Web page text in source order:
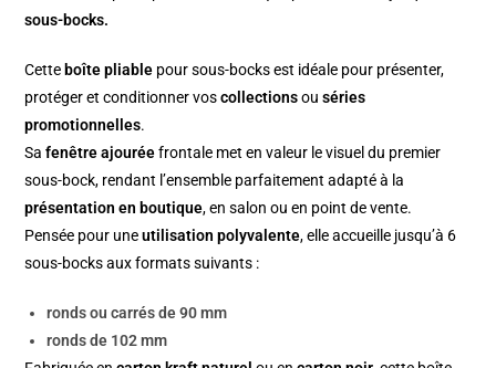
sous-bocks.
Cette boîte pliable pour sous-bocks est idéale pour présenter,
protéger et conditionner voscollectionsouséries
promotionnelles.
Safenêtre ajouréefrontale met en valeur le visuel du premier
sous-bock, rendant l’ensemble parfaitement adapté à la
présentation en boutique, en salon ou en point de vente.
Pensée pour uneutilisation polyvalente, elle accueille jusqu’à 6
sous-bocks aux formats suivants :
ronds ou carrés de 90 mm
ronds de 102 mm